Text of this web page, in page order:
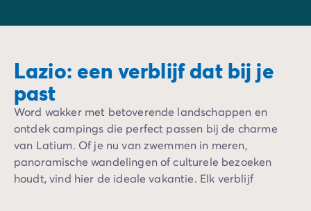
Lazio: een verblijf dat bij je
past
Word wakker met betoverende landschappen en
ontdek campings die perfect passen bij de charme
van Latium. Of je nu van zwemmen in meren,
panoramische wandelingen of culturele bezoeken
houdt, vind hier de ideale vakantie. Elk verblijf